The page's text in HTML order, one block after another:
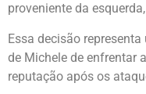
proveniente da
Essa decisão
de Michele de enfrentar
reputação após os